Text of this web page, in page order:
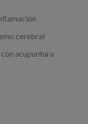
cerebral
acupuntura